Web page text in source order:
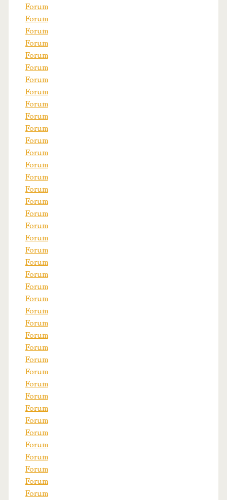
Forum
Forum
Forum
Forum
Forum
Forum
Forum
Forum
Forum
Forum
Forum
Forum
Forum
Forum
Forum
Forum
Forum
Forum
Forum
Forum
Forum
Forum
Forum
Forum
Forum
Forum
Forum
Forum
Forum
Forum
Forum
Forum
Forum
Forum
Forum
Forum
Forum
Forum
Forum
Forum
Forum